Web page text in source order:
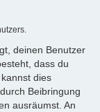
deinen Benutzer
dass du
dies
Beibringung
ausräumst. An